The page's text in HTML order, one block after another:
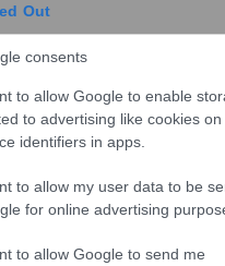
Out
consents
to allow Google to enable
to advertising like cookies
identifiers in apps.
to allow my user data to be
for online advertising
to allow Google to send me
υπέρλεπτοι
τον δρόμο για